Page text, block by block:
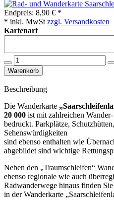
Endpreis: 8,90 € *
* inkl. MwSt zzgl. Versandkosten
Kartenart
Beschreibung
Die Wanderkarte
20 000 ist mit zahlreichen
bedruckt. Parkplätze,
Sehenswürdigkeiten
sind ebenso enthalten wie
abgebildet sind wichtige
Neben den „Traumschleifen“
ebenso regionale wie auch
Radwanderwege hinaus finden
in der Wanderkarte